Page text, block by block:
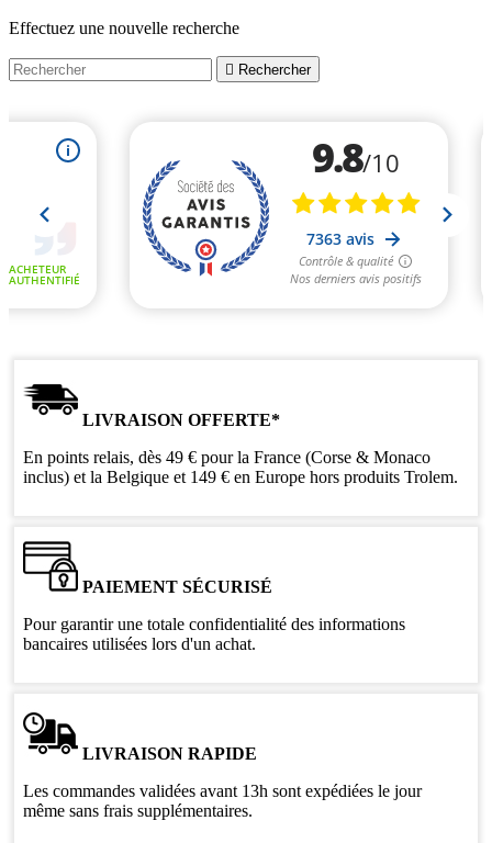
Effectuez une nouvelle recherche
 Rechercher
LIVRAISON OFFERTE*
En points relais, dès 49 € pour la France (Corse & Monaco
inclus) et la Belgique et 149 € en Europe hors produits Trolem.
PAIEMENT SÉCURISÉ
Pour garantir une totale confidentialité des informations
bancaires utilisées lors d'un achat.
LIVRAISON RAPIDE
Les commandes validées avant 13h sont expédiées le jour
même sans frais supplémentaires.